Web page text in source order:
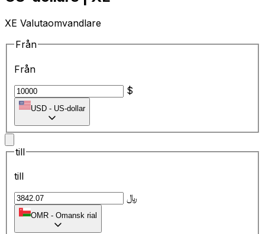
XE Valutaomvandlare
Från
Från
$
USD - US-dollar
till
till
﷼
OMR - Omansk rial